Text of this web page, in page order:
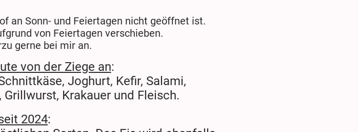
an Sonn- und Feiertagen nicht geöffnet ist.
von Feiertagen verschieben.
gerne bei mir an.
von der Ziege an:
Joghurt, Kefir, Salami,
Krakauer und Fleisch.
2024: